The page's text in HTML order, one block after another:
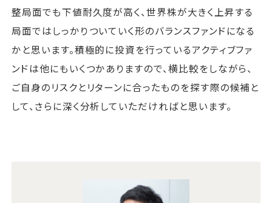
整局面でも下値耐久度が高く、世界株が大きく上昇する
局面ではしっかりついていく形のバランスファンドになる
かと思います。積極的に投資を行っているアクティブファ
ンドは他にもいくつかありますので、横比較をしながら、
ご自身のリスクとリターンに合ったものを探す際の候補と
して、さらに深く分析していただければと思います。